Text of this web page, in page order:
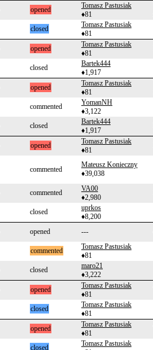
opened
Tomasz Pastusiak
♦81
closed
Tomasz Pastusiak
♦81
opened
Tomasz Pastusiak
♦81
closed
Bartek444
♦1,917
opened
Tomasz Pastusiak
♦81
commented
YomanNH
♦3,122
closed
Bartek444
♦1,917
opened
Tomasz Pastusiak
♦81
commented
Mateusz Konieczny
♦39,038
commented
VA00
♦2,980
closed
uprkos
♦8,200
opened ---
commented
Tomasz Pastusiak
♦81
closed
maro21
♦3,222
opened
Tomasz Pastusiak
♦81
closed
Tomasz Pastusiak
♦81
opened
Tomasz Pastusiak
♦81
closed
Tomasz Pastusiak